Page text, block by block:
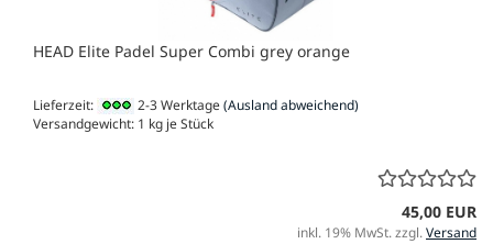
HEAD Elite Padel Super Combi grey orange
Lieferzeit: 2-3 Werktage(Ausland abweichend)
Versandgewicht: 1 kg je Stück
45,00 EUR
inkl. 19% MwSt. zzgl.Versand